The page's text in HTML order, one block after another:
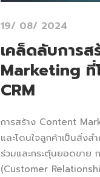
19/ 08/ 2024
เคล็ดลับการ
Marketing ที่
CRM
การสร้าง Content
และโดนใจลูกค้าเป็นสิ่ง
ร่วมและกระตุ้นยอดขาย
(Customer